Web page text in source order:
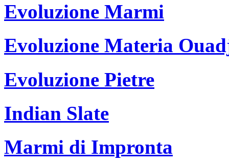
Evoluzione Marmi
Evoluzione Materia
Evoluzione Pietre
Indian Slate
Marmi di Impronta